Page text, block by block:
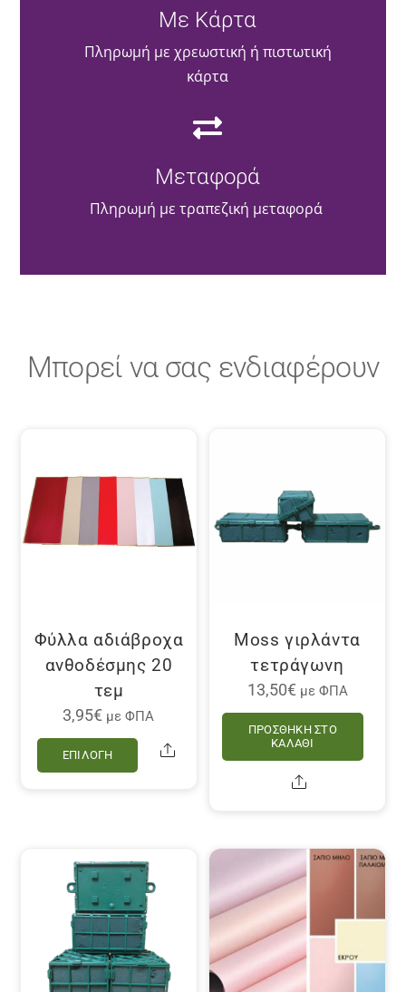
Με Κάρτα
Πληρωμή με χρεωστική ή πιστωτική
κάρτα
Μεταφορά
Πληρωμή με τραπεζική μεταφορά
Μπορεί να σας ενδιαφέρουν
Φύλλα αδιάβροχα
ανθοδέσμης 20
τεμ
3,95€ με ΦΠΑ
ΕΠΙΛΟΓΉ
Αυτό
παραλλαγές.
Οι
επιλογές
να
επιλεγούν
Share
Moss γιρλάντα
τετράγωνη
13,50€ με ΦΠΑ
ΠΡΟΣΘΉΚΗ ΣΤΟ
ΚΑΛΆΘΙ
Share